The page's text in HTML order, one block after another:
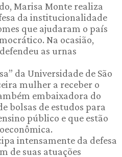
Marisa Monte realiza
da institucionalidade
que ajudaram o país
Na ocasião,
as urnas
da Universidade de São
mulher a receber o
embaixadora do
bolsas de estudos para
público e que estão
intensamente da defesa
de suas atuações